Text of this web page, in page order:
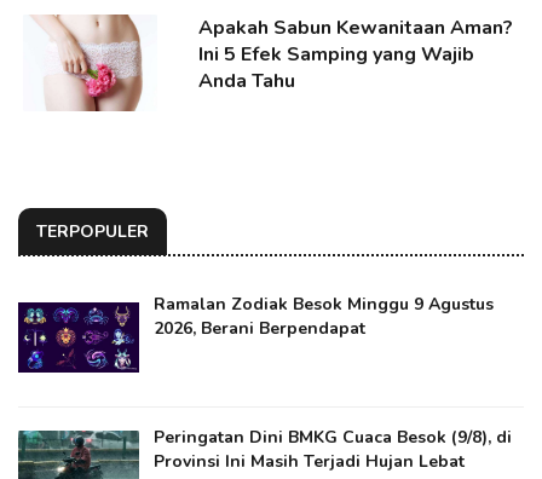
Apakah Sabun Kewanitaan Aman?
Ini 5 Efek Samping yang Wajib
Anda Tahu
TERPOPULER
Ramalan Zodiak Besok Minggu 9 Agustus
2026, Berani Berpendapat
Peringatan Dini BMKG Cuaca Besok (9/8), di
Provinsi Ini Masih Terjadi Hujan Lebat